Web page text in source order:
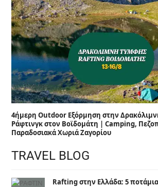
4ήμερη Outdoor Εξόρμηση στην
Ράφτινγκ στον Βοϊδομάτη | Camping,
Παραδοσιακά Χωριά Ζαγορίου
TRAVEL BLOG
Rafting στην Ελλάδα: 5 ποτάμια